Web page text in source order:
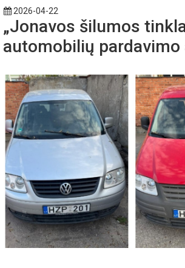
2026-04-22
„Jonavos šilumos
automobilių